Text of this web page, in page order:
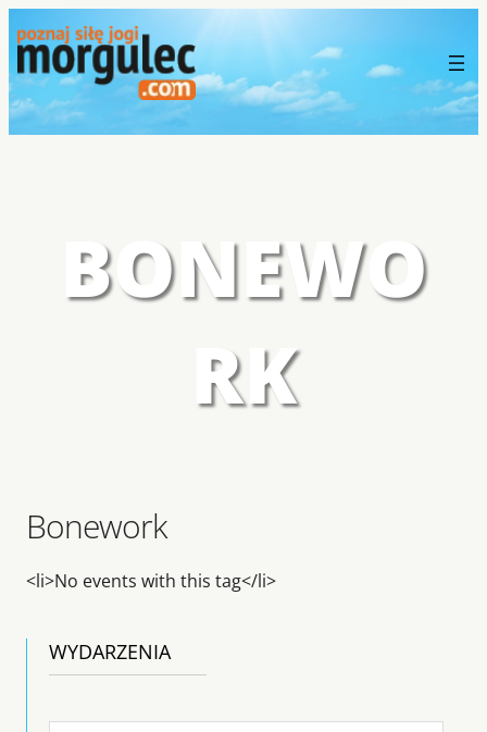
BONEWO
RK
Bonework
<li>No events with this tag</li>
WYDARZENIA